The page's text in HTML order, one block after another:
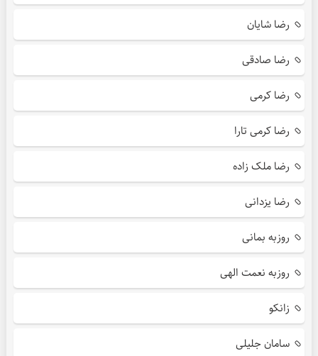
رضا شایان
رضا صادقی
رضا کرمی
رضا کرمی تارا
رضا ملک زاده
رضا یزدانی
روزبه بمانی
روزبه نعمت الهی
زانکو
سامان جلیلی